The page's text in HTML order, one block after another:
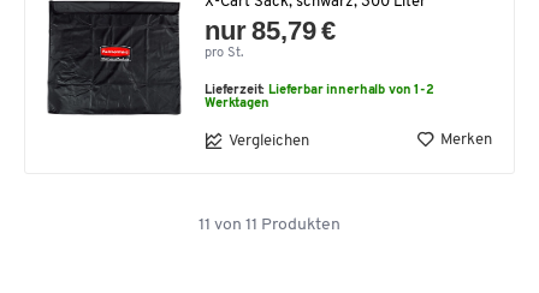
nur 85,79 €
pro St.
Lieferzeit: Lieferbar innerhalb von 1-2
Werktagen
Vergleichen Merken
11 von 11 Produkten